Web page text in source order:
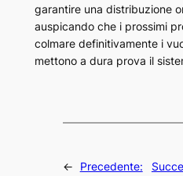
garantire una distribuzione
auspicando che i prossimi
colmare definitivamente i
mettono a dura prova il
←
Precedente: